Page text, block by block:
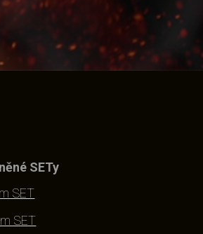
SETy
SET
SET